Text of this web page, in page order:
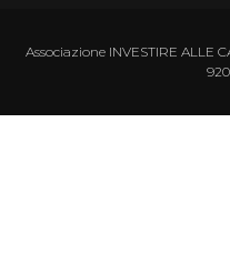
Associazione INVESTIRE ALLE